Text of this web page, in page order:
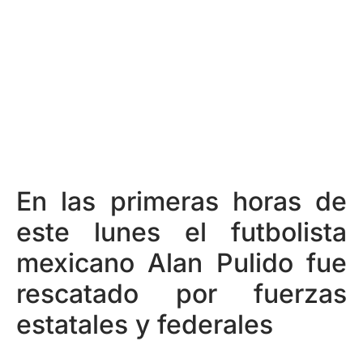
En las primeras horas de
este lunes el futbolista
mexicano Alan Pulido fue
rescatado por fuerzas
estatales y federales